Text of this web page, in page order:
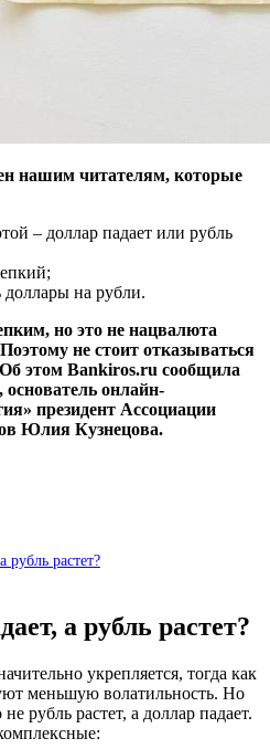
нашим читателям, которые
– доллар падает или рубль
доллары на рубли.
но это не нацвалюта
не стоит отказываться
этом Bankiros.ru сообщила
онлайн-
президент Ассоциации
Юлия Кузнецова.
рубль растет?
а рубль растет?
укрепляется, тогда как
меньшую волатильность. Но
рубль растет, а доллар падает.